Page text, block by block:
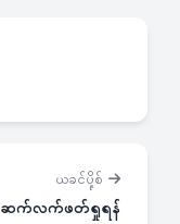
ယခင်ပို့စ်
ဆက်လက်ဖတ်ရှုရန်